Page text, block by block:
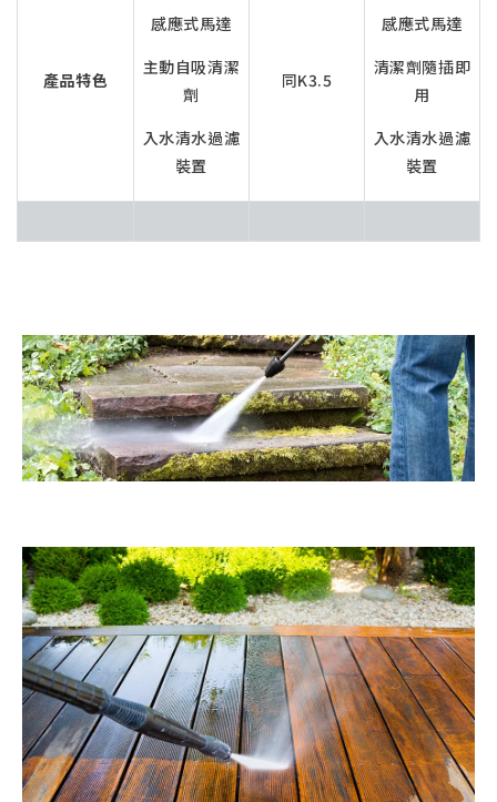
產品特色
感應式馬達
主動自吸清潔
劑
入水清水過濾
裝置
同K3.5
感應式馬達
清潔劑隨插即
用
入水清水過濾
裝置